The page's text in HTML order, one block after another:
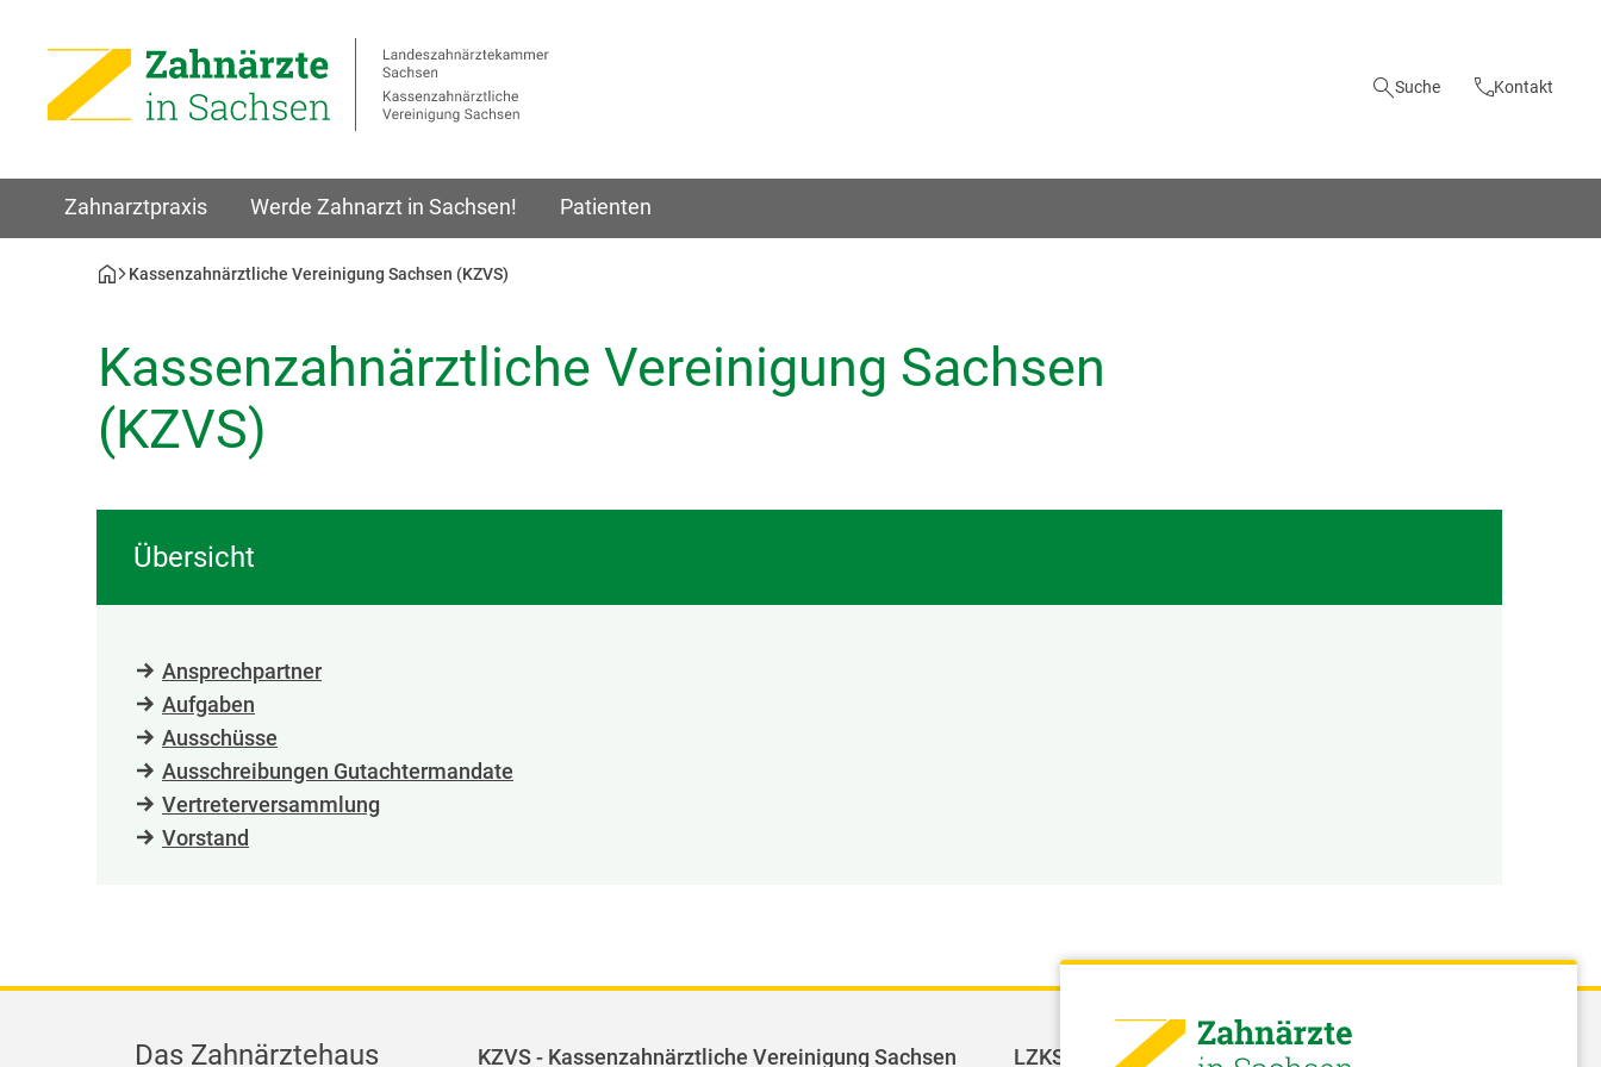
Suche Kontakt
Zahnarztpraxis Werde Zahnarzt in Sachsen! Patienten
Kassenzahnärztliche Vereinigung Sachsen (KZVS)
Kassenzahnärztliche Vereinigung Sachsen
(KZVS)
Übersicht
Ansprechpartner
Aufgaben
Ausschüsse
Ausschreibungen Gutachtermandate
Vertreterversammlung
Vorstand
Das Zahnärztehaus KZVS - Kassenzahnärztliche Vereinigung Sachsen LZKS - Landeszahnärztekammer Sachsen